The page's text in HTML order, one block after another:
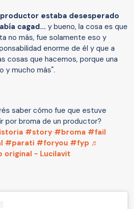
estaba desesperado
cagad... y bueno, la cosa es que
no más, fue solamente eso y
enorme de él y que a
cosas que hacemos, porque una
y mucho más".
saber cómo fue que estuve
por broma de un productor?
#story #broma #fail
#parati #foryou #fyp ♬
original - Lucilavit